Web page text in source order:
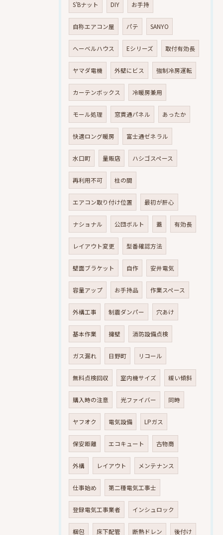
S’Bナット DIY お手持
自称エアコン屋 パテ SANYO
へーベルハウス Eシリーズ 取付有効長
ヤマダ電機 外壁にビス 強制冷房運転
カーテンボックス 冷暖房兼用
モール処理 窓貫通パネル あったか
快適ロング暖房 富士通ゼネラル
水口町 量販店 ハシゴスペース
再利用不可 柱の間
エアコン取り付け位置 最初が肝心
ナショナル 公団ボルト 蓋 有効長
レイアウト変更 型番確認方法
壁面ブラケット 自作 安井電気
容量アップ お手持品 作業スペース
外構工事 制震ダンパー 穴あけ
基本作業 擁壁 消防設備点検
ガス漏れ 日野町 リコール
無料点検回収 室内機サイズ 緩い傾斜
購入時の注意 光ファイバー 同時
ヤフオク 電気設備 LPガス
保安距離 エコキュート 古物商
外構 レイアウト メンテナンス
仕事始め 第二種電気工事士
登録電気工事業者 インシュロック
梱包 床下配管 断熱ドレン 後付け